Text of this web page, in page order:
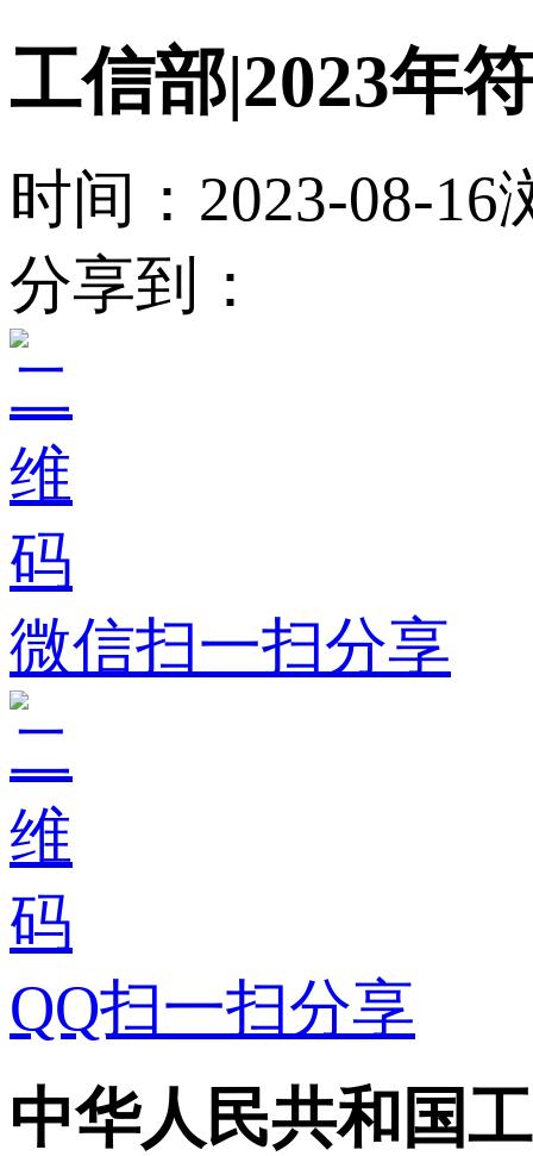
工信部|2023年
时间：2023-08-16
分享到：
微信扫一扫分享
QQ扫一扫分享
中华人民共和国